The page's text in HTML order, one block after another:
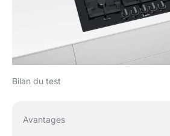
Bilan du test
Avantages